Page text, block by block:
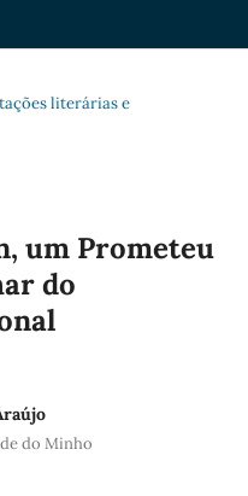
literárias e
um Prometeu
do
do Minho